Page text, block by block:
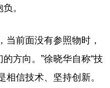
。
前面没有参照物时，
方向。”徐晓华自称“技
相信技术、坚持创新。